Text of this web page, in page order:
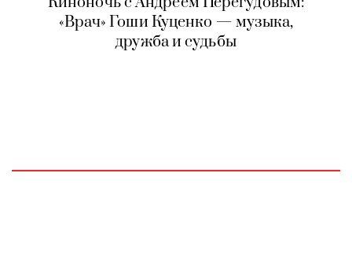
«Врач» Гоши Куценко — музыка,
дружба и судьбы